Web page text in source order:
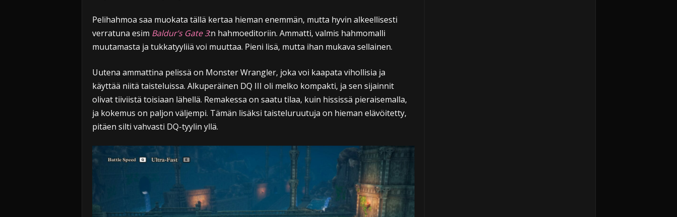
Pelihahmoa saa muokata tällä kertaa hieman enemmän, mutta hyvin alkeellisesti
verratuna esim Baldur’s Gate 3:n hahmoeditoriin. Ammatti, valmis hahmomalli
muutamasta ja tukkatyyliiä voi muuttaa. Pieni lisä, mutta ihan mukava sellainen.
Uutena ammattina pelissä on Monster Wrangler, joka voi kaapata vihollisia ja
käyttää niitä taisteluissa. Alkuperäinen DQ III oli melko kompakti, ja sen sijainnit
olivat tiiviistä toisiaan lähellä. Remakessa on saatu tilaa, kuin hississä pieraisemalla,
ja kokemus on paljon väljempi. Tämän lisäksi taisteluruutuja on hieman elävöitetty,
pitäen silti vahvasti DQ-tyylin yllä.